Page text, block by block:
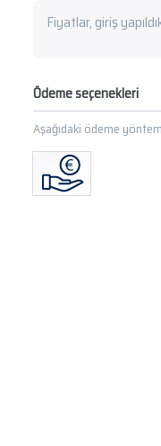
Fiyatlar, giriş
Ödeme seçenekleri
Aşağıdaki ödeme